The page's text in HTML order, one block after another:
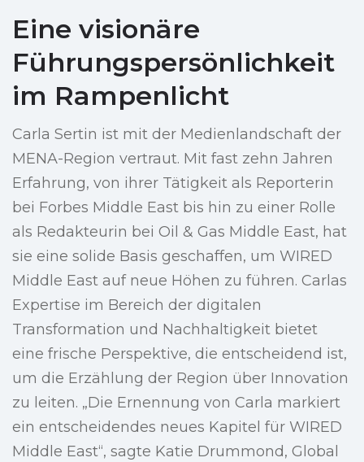
Eine visionäre
Führungspersönlichkeit
im Rampenlicht
Carla Sertin ist mit der Medienlandschaft der
MENA-Region vertraut. Mit fast zehn Jahren
Erfahrung, von ihrer Tätigkeit als Reporterin
bei Forbes Middle East bis hin zu einer Rolle
als Redakteurin bei Oil & Gas Middle East, hat
sie eine solide Basis geschaffen, um WIRED
Middle East auf neue Höhen zu führen. Carlas
Expertise im Bereich der digitalen
Transformation und Nachhaltigkeit bietet
eine frische Perspektive, die entscheidend ist,
um die Erzählung der Region über Innovation
zu leiten. „Die Ernennung von Carla markiert
ein entscheidendes neues Kapitel für WIRED
Middle East“, sagte Katie Drummond, Global